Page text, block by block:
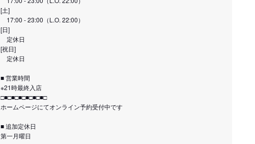
[土]
17:00 - 23:00（L.O. 22:00）
[日]
定休日
[祝日]
定休日
■ 営業時間
※21時最終入店
□■□■□■□■□■□■□
ホームページにてオンライン予約受付中です
■ 追加定休日
第一月曜日